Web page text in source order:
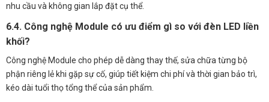
nhu cầu và không gian lắp đặt cụ thể.
6.4. Công nghệ Module có ưu điểm gì so với đèn LED liền
khối?
Công nghệ Module cho phép dễ dàng thay thế, sửa chữa từng bộ
phận riêng lẻ khi gặp sự cố, giúp tiết kiệm chi phí và thời gian bảo trì,
kéo dài tuổi thọ tổng thể của sản phẩm.